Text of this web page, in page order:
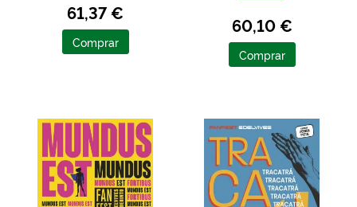
61,37 €
Comprar
60,10 €
Comprar